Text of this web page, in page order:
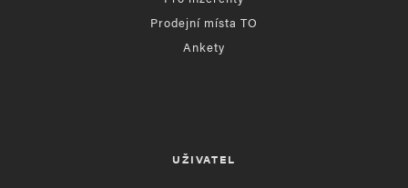
Prodejní místa TO
Ankety
UŽIVATEL